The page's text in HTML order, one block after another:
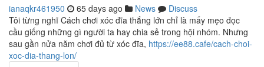
ianaqkr461950 65 days ago News
Discuss
Tôi từng nghĩ Cách chơi xóc đĩa thắng lớn chỉ là mấy mẹo đọc
cầu giống những gì người ta hay chia sẻ trong hội nhóm. Nhưng
sau gần nửa năm chơi đủ từ xóc đĩa, https://ee88.cafe/cach-choi-
xoc-dia-thang-lon/